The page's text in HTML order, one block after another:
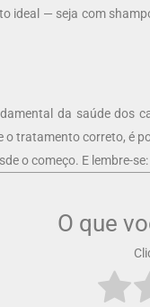
ideal — seja com
da saúde dos
tratamento correto, é
o começo. E lembre-
O que